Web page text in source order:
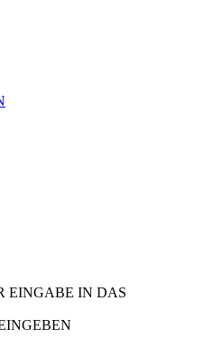
EINGABE IN DAS